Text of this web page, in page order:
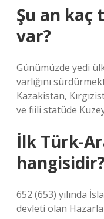
Şu an kaç
var?
Günümüzde yedi
varlığını
Kazakistan,
ve fiili statüde
İlk Türk-
652 (653) yılında
devleti olan